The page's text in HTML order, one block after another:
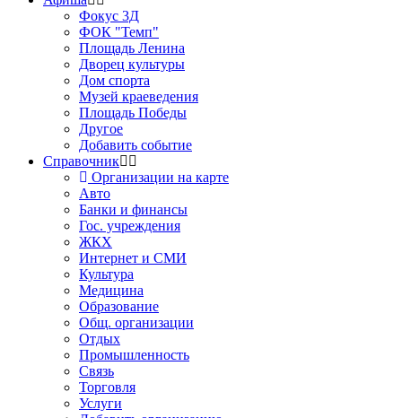
Фокус 3Д
ФОК "Темп"
Площадь Ленина
Дворец культуры
Дом спорта
Музей краеведения
Площадь Победы
Другое
Добавить событие
Справочник
Организации на карте
Авто
Банки и финансы
Гос. учреждения
ЖКХ
Интернет и СМИ
Культура
Медицина
Образование
Общ. организации
Отдых
Промышленность
Связь
Торговля
Услуги